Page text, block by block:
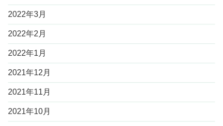
2022年3月
2022年2月
2022年1月
2021年12月
2021年11月
2021年10月